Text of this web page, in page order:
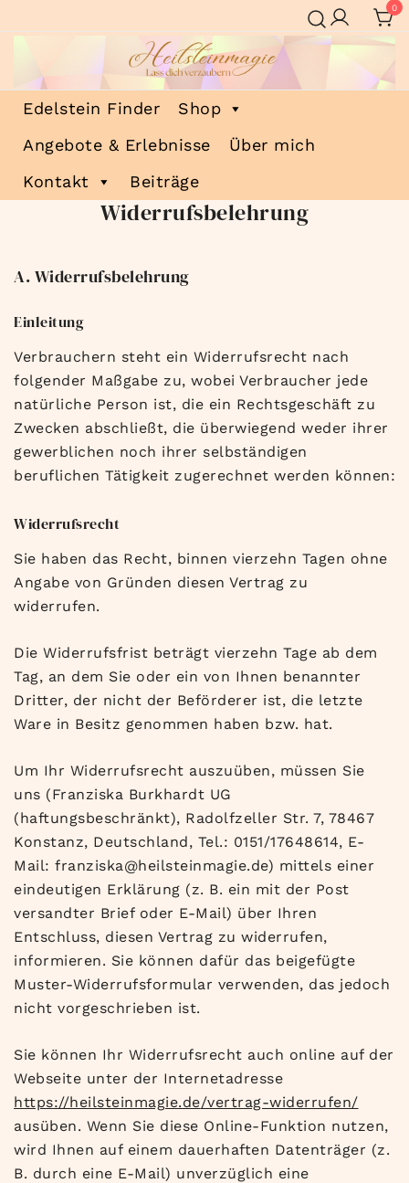
Inhalt
0
Heilsteinmagie
Lass dich verzaubern
Edelstein Finder
Shop
Angebote & Erlebnisse
Über mich
Kontakt
Beiträge
Widerrufsbelehrung
A. Widerrufsbelehrung
Einleitung
Verbrauchern steht ein Widerrufsrecht nach
folgender Maßgabe zu, wobei Verbraucher jede
natürliche Person ist, die ein Rechtsgeschäft zu
Zwecken abschließt, die überwiegend weder ihrer
gewerblichen noch ihrer selbständigen
beruflichen Tätigkeit zugerechnet werden können:
Widerrufsrecht
Sie haben das Recht, binnen vierzehn Tagen ohne
Angabe von Gründen diesen Vertrag zu
widerrufen.
Die Widerrufsfrist beträgt vierzehn Tage ab dem
Tag, an dem Sie oder ein von Ihnen benannter
Dritter, der nicht der Beförderer ist, die letzte
Ware in Besitz genommen haben bzw. hat.
Um Ihr Widerrufsrecht auszuüben, müssen Sie
uns (Franziska Burkhardt UG
(haftungsbeschränkt), Radolfzeller Str. 7, 78467
Konstanz, Deutschland, Tel.: 0151/17648614, E-
Mail: franziska@heilsteinmagie.de) mittels einer
eindeutigen Erklärung (z. B. ein mit der Post
versandter Brief oder E-Mail) über Ihren
Entschluss, diesen Vertrag zu widerrufen,
informieren. Sie können dafür das beigefügte
Muster-Widerrufsformular verwenden, das jedoch
nicht vorgeschrieben ist.
Sie können Ihr Widerrufsrecht auch online auf der
Webseite unter der Internetadresse
https://heilsteinmagie.de/vertrag-widerrufen/
ausüben. Wenn Sie diese Online-Funktion nutzen,
wird Ihnen auf einem dauerhaften Datenträger (z.
B. durch eine E-Mail) unverzüglich eine